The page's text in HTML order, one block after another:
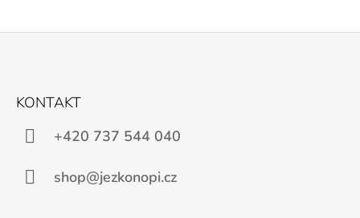
KONTAKT
+420 737 544 040
shop@jezkonopi.cz